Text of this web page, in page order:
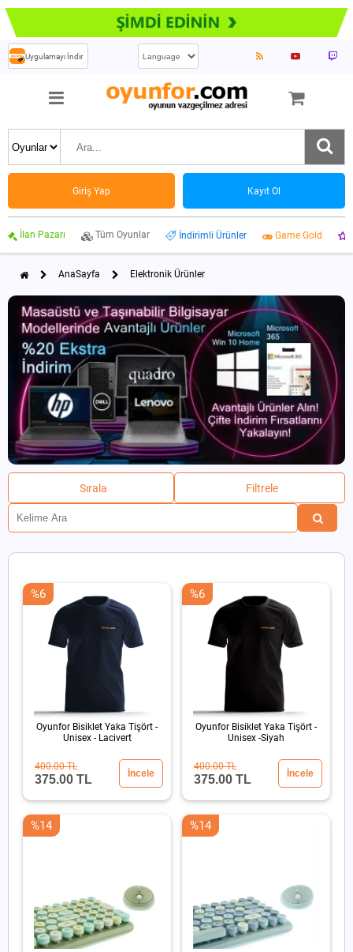
Uygulamayı İndir
Giriş Yap Kayıt Ol
İlan Pazarı Tüm Oyunlar İndirimli Ürünler Game Gold
AnaSayfa Elektronik Ürünler
Sırala Filtrele
Oyunfor Bisiklet Yaka Tişört -
Unisex - Lacivert
%6
400.00 TL
375.00 TL İncele
Oyunfor Bisiklet Yaka Tişört -
Unisex -Siyah
%6
400.00 TL
375.00 TL İncele
%14 %14